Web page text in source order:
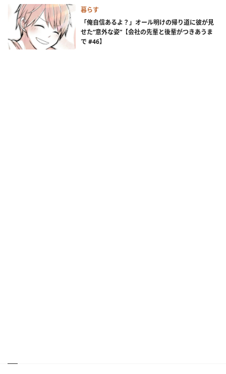
暮らす
「俺自信あるよ？」オール明けの帰り道に彼が見
せた“意外な姿”【会社の先輩と後輩がつきあうま
で #46】